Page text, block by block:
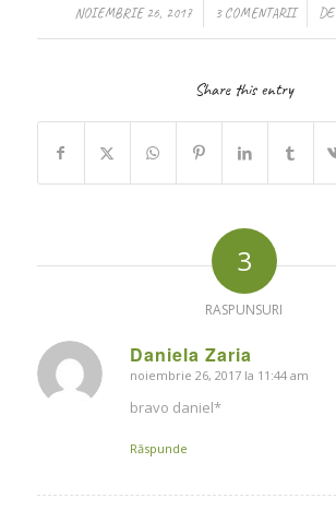
NOIEMBRIE 26, 2017
/ 3 COMENTARII
/ DE
Share this entry
3
RASPUNSURI
Daniela Zaria
says:
noiembrie 26, 2017 la 11:44 am
bravo daniel*
Răspunde